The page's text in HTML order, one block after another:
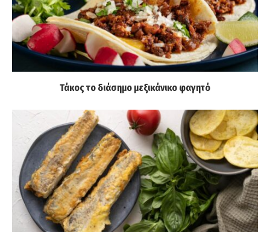
Τάκος το διάσημο μεξικάνικο φαγητό